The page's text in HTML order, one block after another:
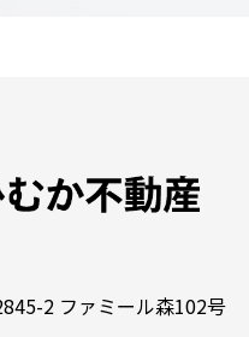
2 ファミール森102号